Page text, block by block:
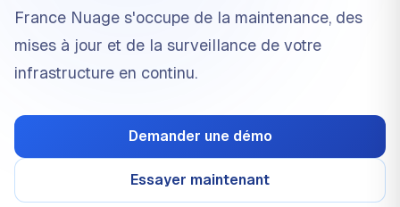
France Nuage s'occupe de la maintenance, des
mises à jour et de la surveillance de votre
infrastructure en continu.
Demander une démo
Essayer maintenant